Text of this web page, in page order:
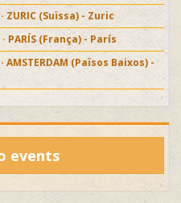
ZURIC (Suïssa) - Zuric
· PARÍS (França) - París
AMSTERDAM (Països Baixos) -
events